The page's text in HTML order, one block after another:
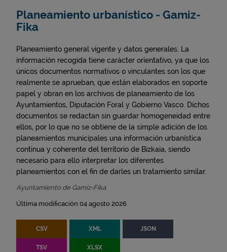
Planeamiento urbanístico - Gamiz-
Fika
Planeamiento general vigente y datos generales. La
información recogida tiene carácter orientativo, ya que los
únicos documentos normativos o vinculantes son los que
realmente se aprueban, que están elaborados en soporte
papel y obran en los archivos de planeamiento de los
Ayuntamientos, Diputación Foral y Gobierno Vasco. Dichos
documentos se redactan sin guardar homogeneidad entre
ellos, por lo que no se obtiene de la simple adición de los
planeamientos municipales una información urbanística
continua y coherente del territorio de Bizkaia, siendo
necesario para ello interpretar los diferentes
planeamientos con el fin de darles un tratamiento similar.
Ayuntamiento de Gamiz-Fika
Última modificación 04 agosto 2026
CSV XML JSON
TSV XLSX